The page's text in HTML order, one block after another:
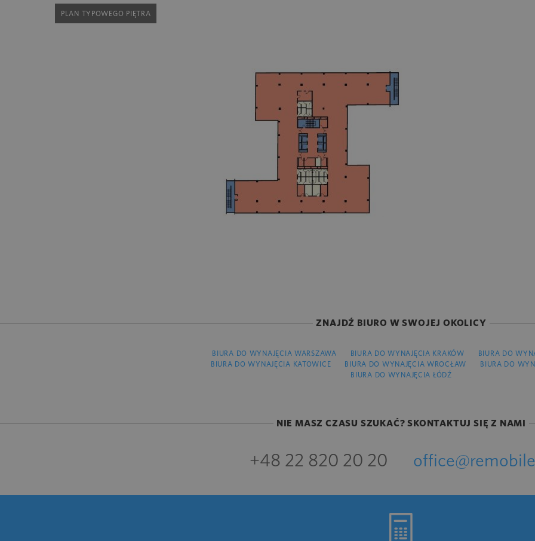
PLAN TYPOWEGO PIĘTRA
ZNAJDŹ BIURO W SWOJEJ OKOLICY
BIURA DO WYNAJĘCIA WARSZAWA BIURA DO WYNAJĘCIA KRAKÓW
BIURA DO
BIURA DO WYNAJĘCIA KATOWICE
BIURA DO WYNAJĘCIA WROCŁAW
BIURA DO
BIURA DO WYNAJĘCIA ŁÓDŹ
NIE MASZ CZASU SZUKAĆ? SKONTAKTUJ SIĘ Z NAMI
+48 22 820 20 20